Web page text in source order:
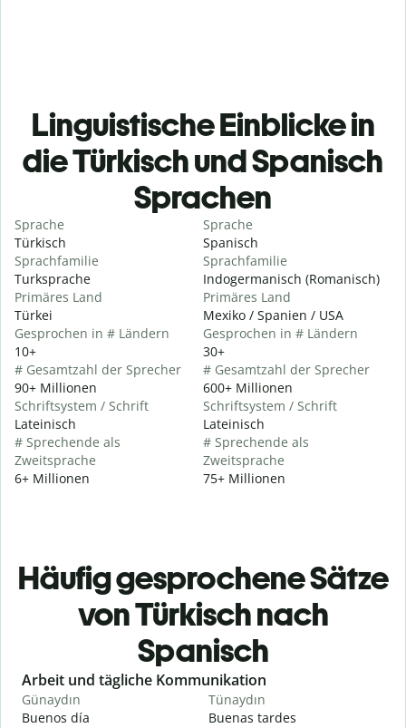
Linguistische Einblicke in
die Türkisch und Spanisch
Sprachen
Sprache
Türkisch
Sprachfamilie
Turksprache
Primäres Land
Türkei
Gesprochen in # Ländern
10+
# Gesamtzahl der Sprecher
90+ Millionen
Schriftsystem / Schrift
Lateinisch
# Sprechende als
Zweitsprache
6+ Millionen
Sprache
Spanisch
Sprachfamilie
Indogermanisch (Romanisch)
Primäres Land
Mexiko / Spanien / USA
Gesprochen in # Ländern
30+
# Gesamtzahl der Sprecher
600+ Millionen
Schriftsystem / Schrift
Lateinisch
# Sprechende als
Zweitsprache
75+ Millionen
Häufig gesprochene Sätze
von Türkisch nach
Spanisch
Slide 1 of 6
Arbeit und tägliche Kommunikation
Günaydın
Buenos día
Tünaydın
Buenas tardes